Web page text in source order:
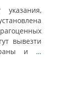
указания,
вывезти
и …